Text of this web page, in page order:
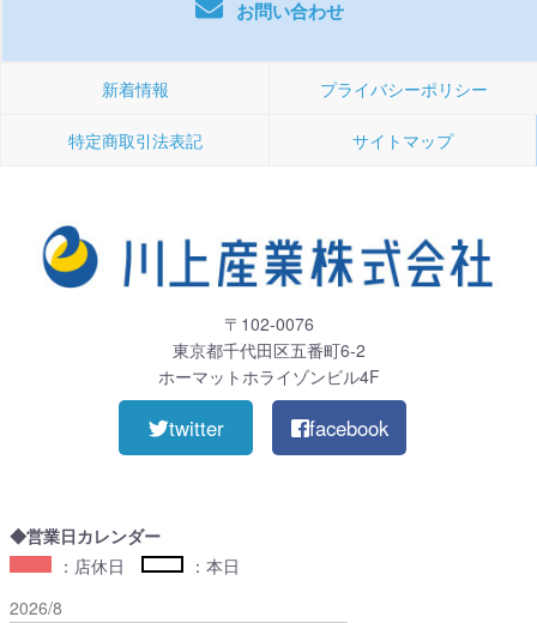
お問い合わせ
新着情報 プライバシーポリシー
特定商取引法表記 サイトマップ
〒102-0076
東京都千代田区五番町6-2
ホーマットホライゾンビル4F
twitter facebook
◆営業日カレンダー
：店休日
：本日
2026/8